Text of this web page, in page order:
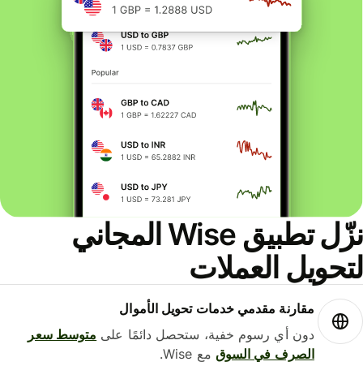
نزّل تطبيق Wise المجاني
العملات
مقارنة مقدمي خدمات تحويل الأموال
دون أي رسوم خفية، ستحصل دائمًا علىمتوسط ​​سعر
الصرف في السوقمع Wise.